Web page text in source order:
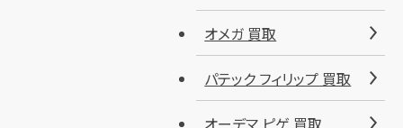
オメガ 買取
パテック フィリップ 買取
オーデマ ピゲ 買取